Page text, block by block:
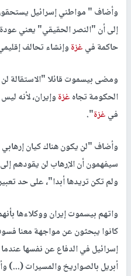
وأضاف " مواطني إسرائيل
إلى أن "النصر الحقيقي" يعني
حاكمة فيغزةوإنشاء تحالف
ومضى بيسموت قائلا "الاستقالة
الحكومة تجاهغزةوإيران، لأنه
فيغزة".
وأضاف "لن يكون هناك كيان
سيفهمون أن الإرهاب لن يقودهم
ولم تكن تريدها أبدا"، على حد
واتهم بيسموت إيران ووكلاءها
كانوا يبحثون عن مواجهة معنا
إسرائيل في الدفاع عن نفسها
أبريل بالصواريخ والمسيرات (...)